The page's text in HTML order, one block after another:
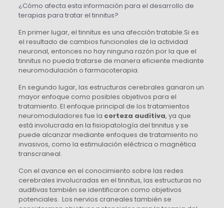
¿Cómo afecta esta información para el desarrollo de
terapias para tratar el tinnitus?
En primer lugar, el tinnitus es una afección tratable.Si es
el resultado de cambios funcionales de la actividad
neuronal, entonces no hay ninguna razón por la que el
tinnitus no pueda tratarse de manera eficiente mediante
neuromodulación o farmacoterapia.
En segundo lugar, las estructuras cerebrales ganaron un
mayor enfoque como posibles objetivos para el
tratamiento. El enfoque principal de los tratamientos
neuromoduladores fue la corteza auditiva, ya que
está involucrada en la fisiopatología del tinnitus y se
puede alcanzar mediante enfoques de tratamiento no
invasivos, como la estimulación eléctrica o magnética
transcraneal.
Con el avance en el conocimiento sobre las redes
cerebrales involucradas en el tinnitus, las estructuras no
auditivas también se identificaron como objetivos
potenciales. Los nervios craneales también se